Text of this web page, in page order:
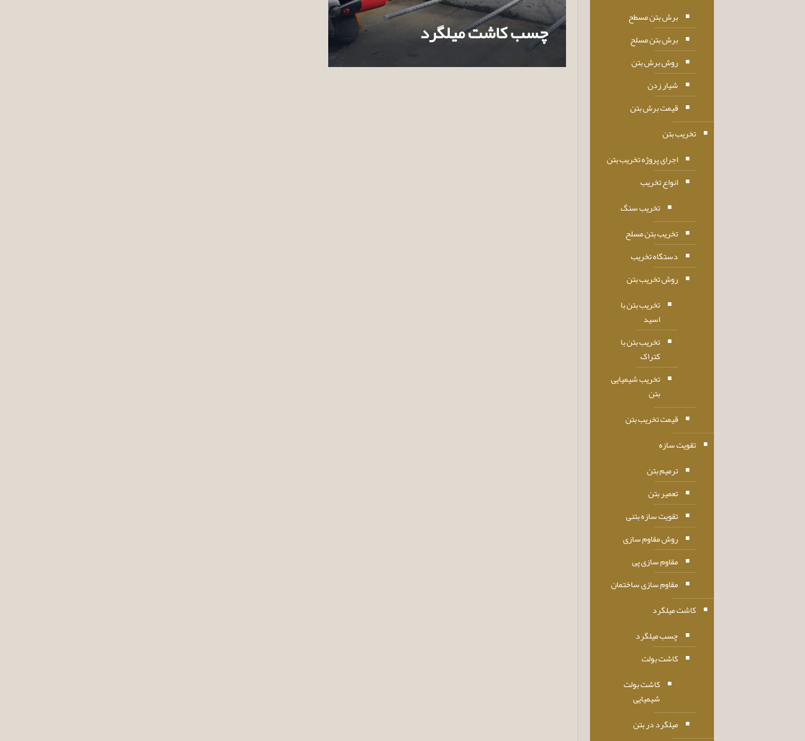
چسب کاشت میلگرد
برش بتن مسطح
برش بتن مسلح
روش برش بتن
شیار زدن
قیمت برش بتن
تخریب بتن
اجرای پروژه تخریب بتن
انواع تخریب
تخریب سنگ
تخریب بتن مسلح
دستگاه تخریب
روش تخریب بتن
تخریب بتن با
اسید
تخریب بتن با
کتراک
تخریب شیمیایی
بتن
قیمت تخریب بتن
تقویت سازه
ترمیم بتن
تعمیر بتن
تقویت سازه بتنی
روش مقاوم سازی
مقاوم سازی پی
مقاوم سازی ساختمان
کاشت میلگرد
چسب میلگرد
کاشت بولت
کاشت بولت
شیمیایی
میلگرد در بتن